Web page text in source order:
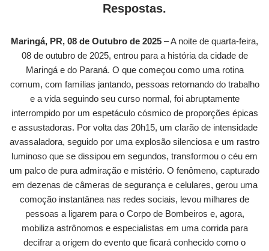
Respostas.
Maringá, PR, 08 de Outubro de 2025 – A noite de quarta-feira,
08 de outubro de 2025, entrou para a história da cidade de
Maringá e do Paraná. O que começou como uma rotina
comum, com famílias jantando, pessoas retornando do trabalho
e a vida seguindo seu curso normal, foi abruptamente
interrompido por um espetáculo cósmico de proporções épicas
e assustadoras. Por volta das 20h15, um clarão de intensidade
avassaladora, seguido por uma explosão silenciosa e um rastro
luminoso que se dissipou em segundos, transformou o céu em
um palco de pura admiração e mistério. O fenômeno, capturado
em dezenas de câmeras de segurança e celulares, gerou uma
comoção instantânea nas redes sociais, levou milhares de
pessoas a ligarem para o Corpo de Bombeiros e, agora,
mobiliza astrônomos e especialistas em uma corrida para
decifrar a origem do evento que ficará conhecido como o